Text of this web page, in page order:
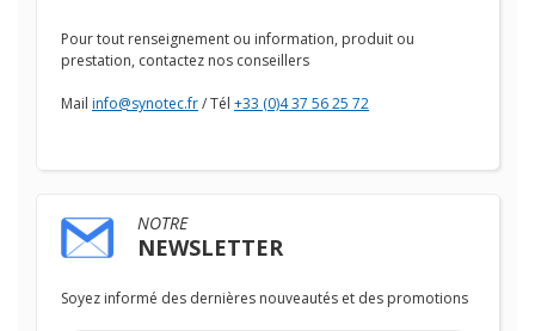
Pour tout renseignement ou information, produit ou
prestation, contactez nos conseillers
Mail info@synotec.fr/ Tél +33 (0)4 37 56 25 72
NOTRE
NEWSLETTER
Soyez informé des dernières nouveautés et des promotions